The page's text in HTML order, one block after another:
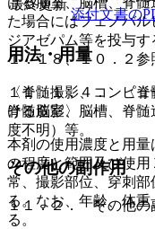
た場合にはフェノバ
ジアゼパム等を投与す
１．１８、１０．２参
１１．１．４． 〈脊
ける脳室、脳槽、脊
度不明）等。
その他の副作用
１１．２． その他の
最終更新
添付文書の
用法・用量
〈脊髄撮影、コンピ
脊髄造影〉
本剤の使用濃度と用量
の程度と範囲及び使
常、撮影部位、穿刺
る。なお、年齢、体
る。